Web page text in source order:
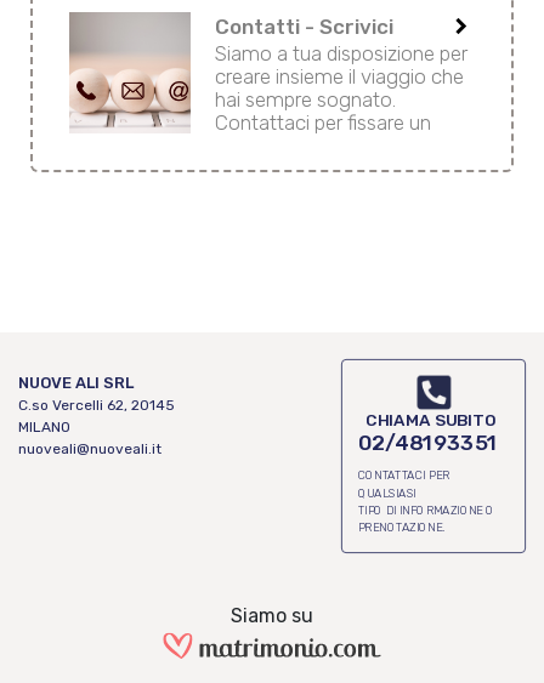
Contatti - Scrivici keyboard_arrow_right
Siamo a tua disposizione per
creare insieme il viaggio che
hai sempre sognato.
Contattaci per fissare un
telefonico.
NUOVE ALI SRL
C.so Vercelli 62, 20145
MILANO
nuoveali@nuoveali.it
CHIAMA SUBITO
02/48193351
CONTATTACI PER
QUALSIASI
TIPO DI INFORMAZIONE O
PRENOTAZIONE.
Siamo su